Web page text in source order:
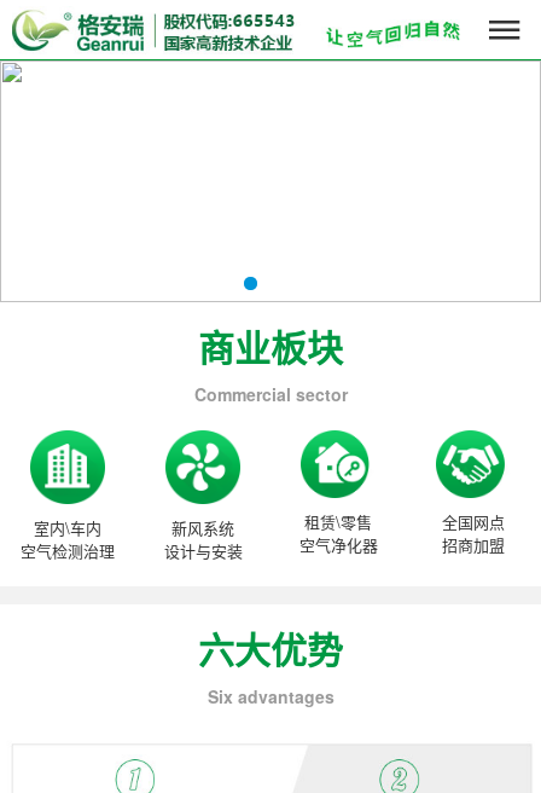

商业板块
Commercial sector
室内\车内
空气检测治理
新风系统
设计与安装
租赁\零售
空气净化器
全国网点
招商加盟
六大优势
Six advantages